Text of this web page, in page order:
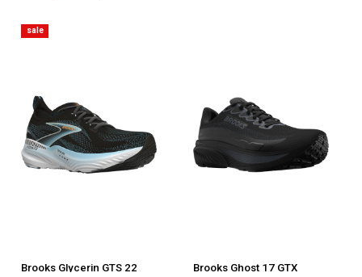
sale
Brooks Glycerin GTS 22
Brooks Ghost 17 GTX